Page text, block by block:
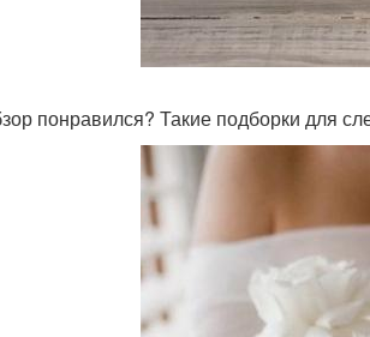
понравился? Такие подборки для